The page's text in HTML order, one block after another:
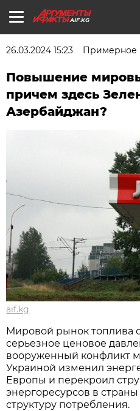
AIF.KG
26.03.2024 15:23 Примерное
Повышение
причем здесь
Азербайджан?
aif.kg
Мировой рынок топлива
серьезное ценовое
вооруженный конфликт
Украиной изменил
Европы и перекроил
энергоресурсов в страны
структуру потребления.